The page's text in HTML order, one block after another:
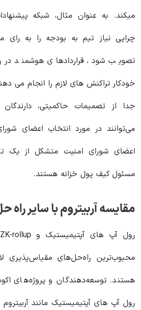
میکند. به عنوان مثال، شبکه
چرایی نیاز تیم به بودجه را به رای
تصویب شود، قراردادهای هوشمند
خودکار تراکنش های لازم را انجام می
می‌توانند در مورد انتخاب اعضای
مسئول کیف پول خزانه هستند.
مقایسه آربیتروم با سایر
هستند. توسعه‌دهندگان و پروژه‌های
رول آپ های آپتیمیستیک مانند